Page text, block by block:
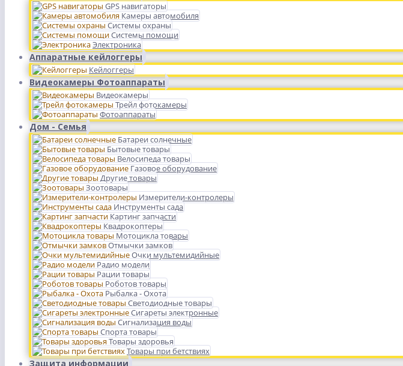
GPS навигаторы
Камеры автомобиля
Системы охраны
Системы помощи
Электроника
Аппаратные кейлоггеры
Кейлоггеры
Видеокамеры Фотоаппараты
Видеокамеры
Трейл фотокамеры
Фотоаппараты
Дом - Семья
Батареи солнечные
Бытовые товары
Велосипеда товары
Газовое оборудование
Другие товары
Зоотовары
Измерители-контролеры
Инструменты сада
Картинг запчасти
Квадрокоптеры
Мотоцикла товары
Отмычки замков
Очки мультемидийные
Радио модели
Рации товары
Роботов товары
Рыбалка - Охота
Светодиодные товары
Сигареты электронные
Сигнализация воды
Спорта товары
Товары здоровья
Товары при бетствиях
Защита информации